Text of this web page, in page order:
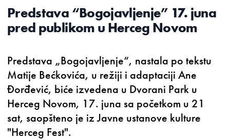
Predstava “Bogojavljenje” 17. juna
pred publikom u Herceg Novom
Predstava „Bogojavljenje“, nastala po tekstu
Matije Bećkovića, u režiji i adaptaciji Ane
Đorđević, biće izvedena u Dvorani Park u
Herceg Novom, 17. juna sa početkom u 21
sat, saopšteno je iz Javne ustanove kulture
"Herceg Fest".